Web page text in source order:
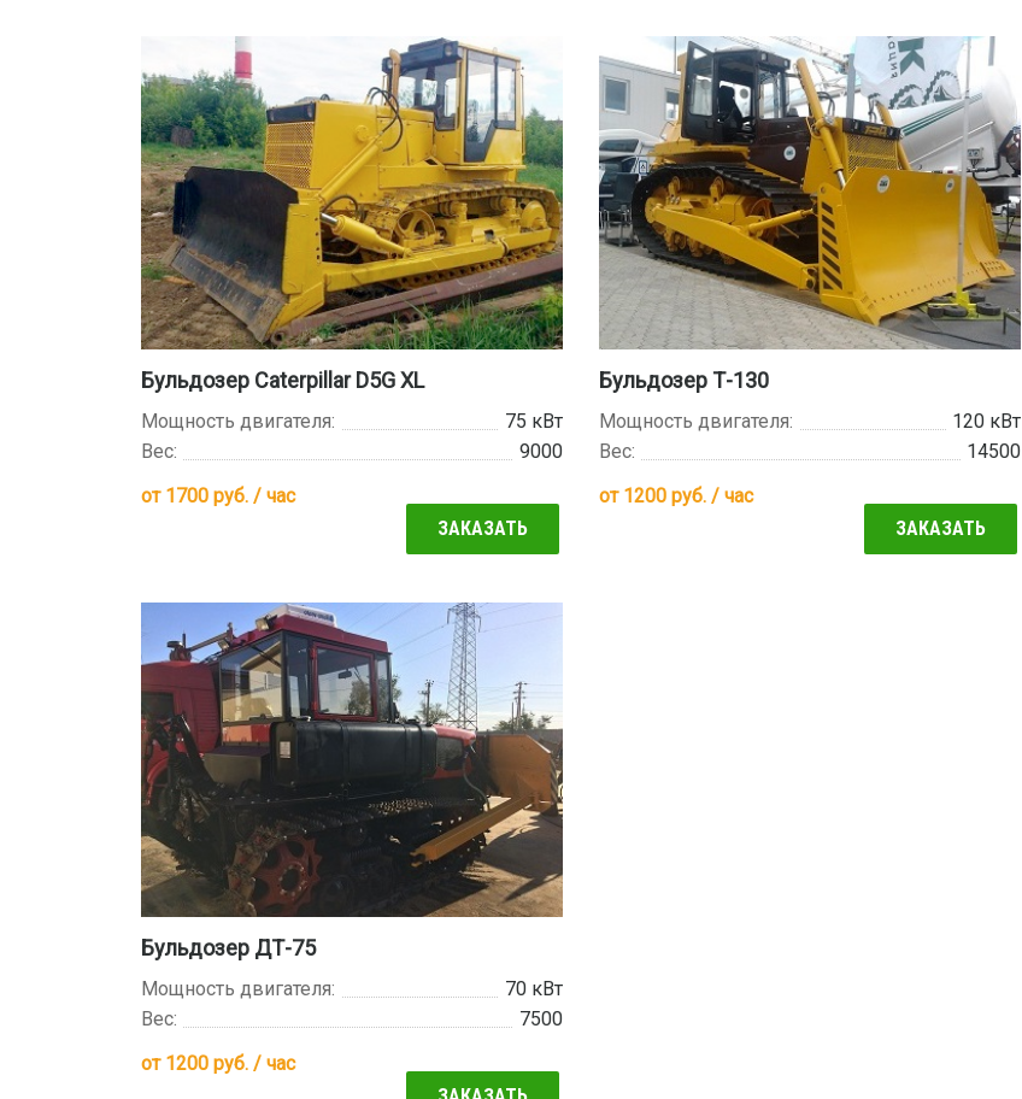
Бульдозер Caterpillar D5G XL
Мощность двигателя:
75 кВт
Вес:
9000
от 1700 руб. / час
ЗАКАЗАТЬ
Бульдозер Т-130
Мощность двигателя:
120 кВт
Вес:
14500
от 1200руб. / час
ЗАКАЗАТЬ
Бульдозер ДТ-75
Мощность двигателя:
70 кВт
Вес:
7500
от 1200 руб. / час